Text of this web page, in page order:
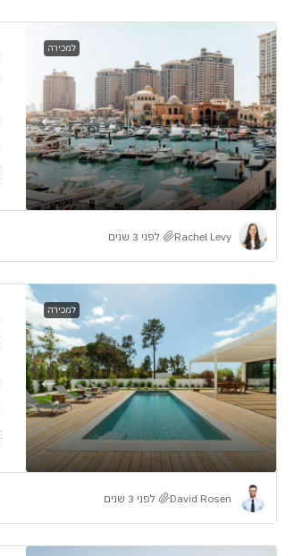
למכירה
Rachel Levy לפני 3 שנים
למכירה
David Rosen לפני 3 שנים